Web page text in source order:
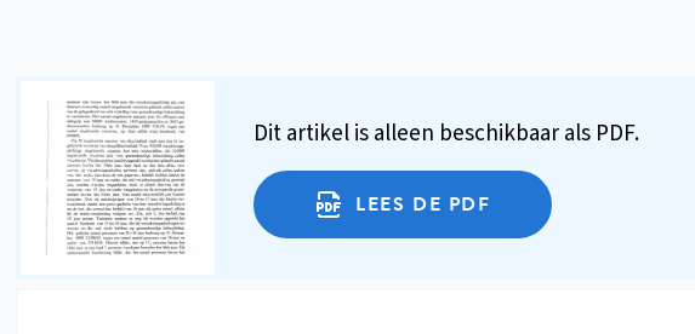
Dit artikel is alleen beschikbaar als PDF.
LEES DE PDF